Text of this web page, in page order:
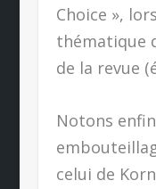
Choice »,
thématique
de la revue
Notons
celui de